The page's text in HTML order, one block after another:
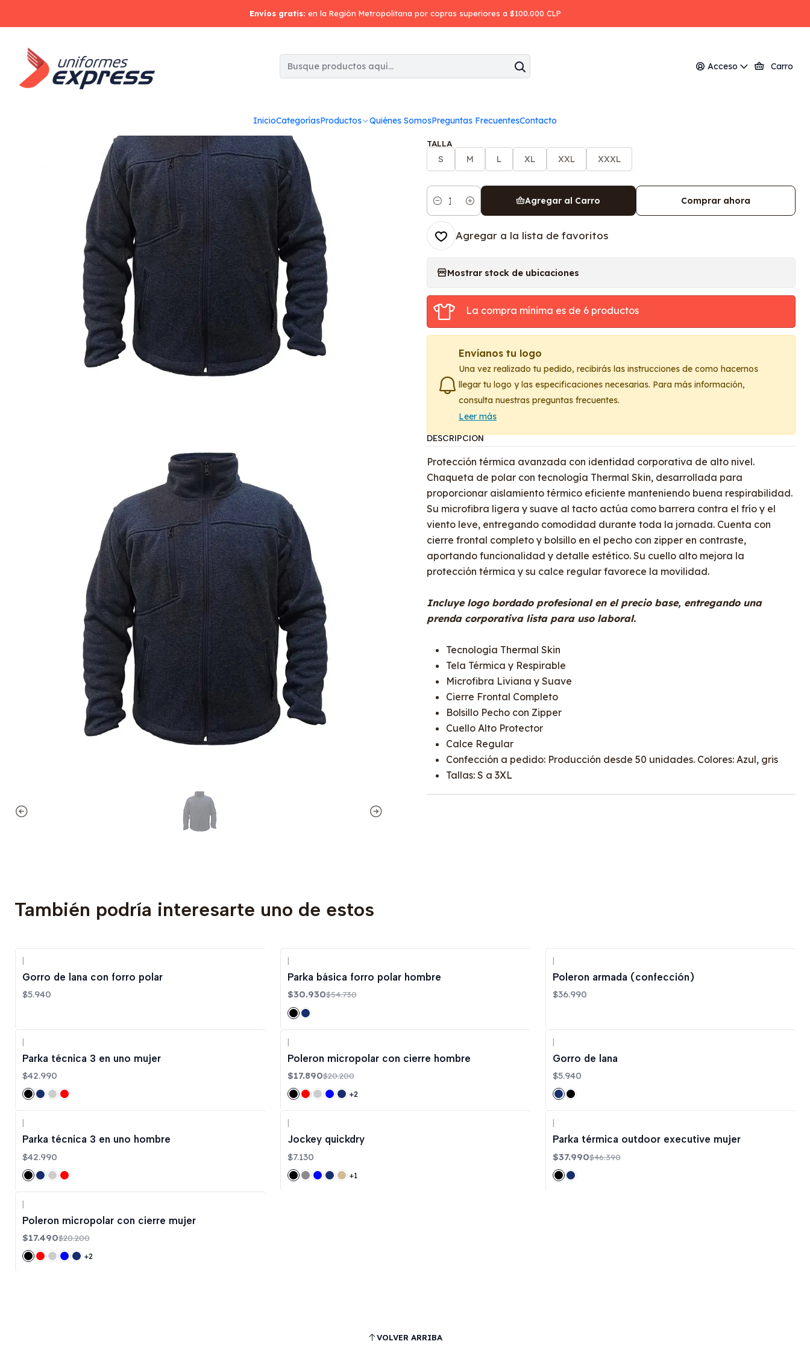
Acceso Carro
InicioCategoríasProductos Quiénes SomosPreguntas FrecuentesContacto
Envíos gratis: en la Región Metropolitana por copras superiores a $100.000 CLP
Inicio Polar Polar jacket thermal skin (confección)
|
Polar jacket thermal skin (confección)
TALLA
S M L XL XXL XXXL
Cantidad
Agregar al Carro Comprar ahora
Agregar a la lista de favoritos
Mostrar stock de ubicaciones
La compra mínima es de 6 productos
Envíanos tu logo
Una vez realizado tu pedido, recibirás las instrucciones de como hacernos
llegar tu logo y las especificaciones necesarias. Para más información,
consulta nuestras preguntas frecuentes.
Leer más
DESCRIPCIÓN
Protección térmica avanzada con identidad corporativa de alto nivel.
Chaqueta de polar con tecnología Thermal Skin, desarrollada para
proporcionar aislamiento térmico eficiente manteniendo buena respirabilidad.
Su microfibra ligera y suave al tacto actúa como barrera contra el frío y el
viento leve, entregando comodidad durante toda la jornada. Cuenta con
cierre frontal completo y bolsillo en el pecho con zipper en contraste,
aportando funcionalidad y detalle estético. Su cuello alto mejora la
protección térmica y su calce regular favorece la movilidad.
Incluye logo bordado profesional en el precio base, entregando una
prenda corporativa lista para uso laboral.
Tecnología Thermal Skin
Tela Térmica y Respirable
Microfibra Liviana y Suave
Cierre Frontal Completo
Bolsillo Pecho con Zipper
Cuello Alto Protector
Calce Regular
Confección a pedido: Producción desde 50 unidades. Colores: Azul, gris
Tallas: S a 3XL
También podría interesarte uno de estos
Gorro de lana con forro polar
$5.940
Parka básica forro polar hombre
$30.930$54.730
Poleron armada (confección)
$36.990
|
Parka técnica 3 en uno mujer
$42.990
|
Poleron micropolar con cierre hombre
$17.890$20.200
+2
|
Gorro de lana
$5.940
Parka técnica 3 en uno hombre
$42.990
Jockey quickdry
$7.130
+1
Parka térmica outdoor executive mujer
$37.990$46.390
|
Poleron micropolar con cierre mujer
$17.490$20.200
+2
VOLVER ARRIBA